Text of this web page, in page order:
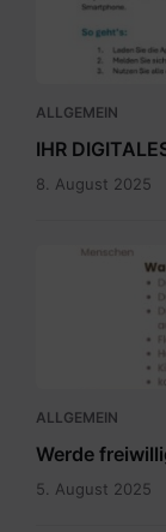
ALLGEMEIN
IHR
8. August 2025
ALLGEMEIN
Werde
5. August 2025